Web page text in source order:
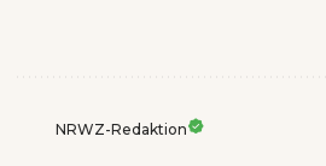
NRWZ-Redaktion